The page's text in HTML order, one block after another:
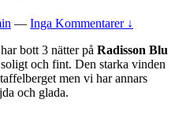
— Inga Kommentarer ↓
bott 3 nätter på Radisson Blu
och fint. Den starka vinden
men vi har annars
och glada.